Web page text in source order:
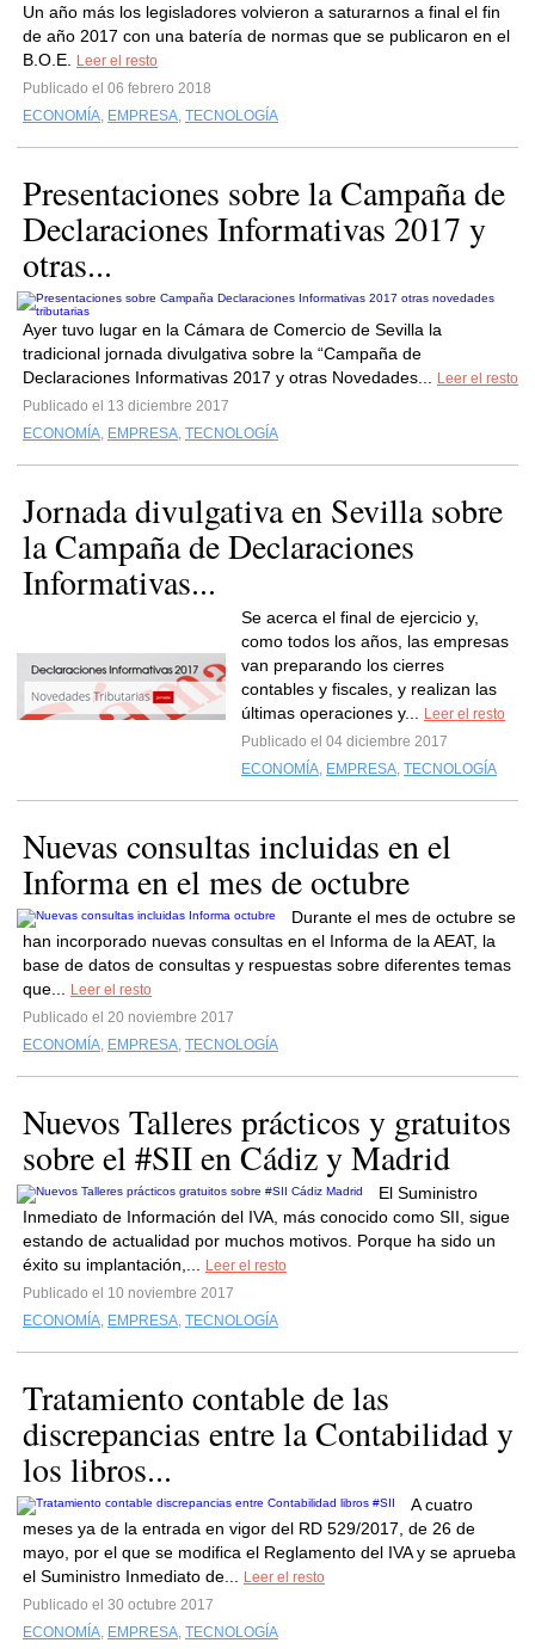
Un año más los legisladores volvieron a saturarnos a final el fin
de año 2017 con una batería de normas que se publicaron en el
B.O.E.
Leer el resto
Publicado el 06 febrero 2018
ECONOMÍA, EMPRESA, TECNOLOGÍA
Presentaciones sobre la Campaña de
Declaraciones Informativas 2017 y
otras...
Ayer tuvo lugar en la Cámara de Comercio de Sevilla la
tradicional jornada divulgativa sobre la “Campaña de
Declaraciones Informativas 2017 y otras Novedades...
Leer el resto
Publicado el 13 diciembre 2017
ECONOMÍA, EMPRESA, TECNOLOGÍA
Jornada divulgativa en Sevilla sobre
la Campaña de Declaraciones
Informativas...
Se acerca el final de ejercicio y,
como todos los años, las empresas
van preparando los cierres
contables y fiscales, y realizan las
últimas operaciones y...
Leer el resto
Publicado el 04 diciembre 2017
ECONOMÍA, EMPRESA, TECNOLOGÍA
Nuevas consultas incluidas en el
Informa en el mes de octubre
Durante el mes de octubre se
han incorporado nuevas consultas en el Informa de la AEAT, la
base de datos de consultas y respuestas sobre diferentes temas
que...
Leer el resto
Publicado el 20 noviembre 2017
ECONOMÍA, EMPRESA, TECNOLOGÍA
Nuevos Talleres prácticos y gratuitos
sobre el #SII en Cádiz y Madrid
El Suministro
Inmediato de Información del IVA, más conocido como SII, sigue
estando de actualidad por muchos motivos. Porque ha sido un
éxito su implantación,...
Leer el resto
Publicado el 10 noviembre 2017
ECONOMÍA, EMPRESA, TECNOLOGÍA
Tratamiento contable de las
discrepancias entre la Contabilidad y
los libros...
A cuatro
meses ya de la entrada en vigor del RD 529/2017, de 26 de
mayo, por el que se modifica el Reglamento del IVA y se aprueba
el Suministro Inmediato de...
Leer el resto
Publicado el 30 octubre 2017
ECONOMÍA, EMPRESA, TECNOLOGÍA